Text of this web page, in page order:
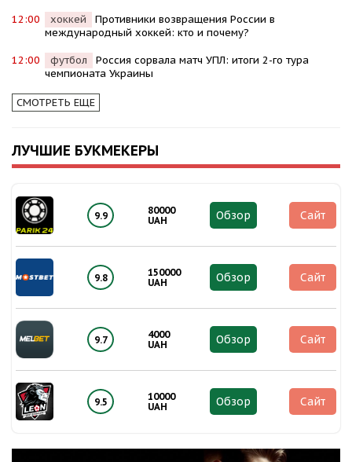
12:00 хоккей
Противники возвращения России в
международный хоккей: кто и почему?
12:00 футбол
Россия сорвала матч УПЛ: итоги 2-го тура
чемпионата Украины
СМОТРЕТЬ ЕЩЕ
ЛУЧШИЕ БУКМЕКЕРЫ
9.9
80000
UAH
Обзор Сайт
9.8
150000
UAH
Обзор Сайт
9.7
4000
UAH
Обзор Сайт
9.5
10000
UAH
Обзор Сайт